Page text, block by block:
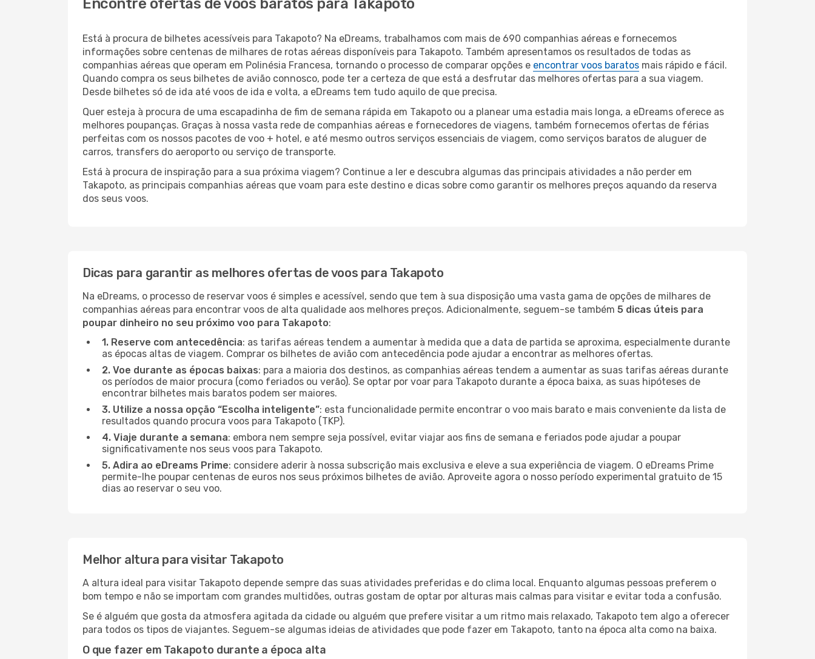
Encontre ofertas de voos baratos para Takapoto
Está à procura de bilhetes acessíveis para Takapoto? Na eDreams, trabalhamos com mais de 690 companhias aéreas e fornecemos
informações sobre centenas de milhares de rotas aéreas disponíveis para Takapoto. Também apresentamos os resultados de todas as
companhias aéreas que operam em Polinésia Francesa, tornando o processo de comparar opções e encontrar voos baratos mais rápido e fácil.
Quando compra os seus bilhetes de avião connosco, pode ter a certeza de que está a desfrutar das melhores ofertas para a sua viagem.
Desde bilhetes só de ida até voos de ida e volta, a eDreams tem tudo aquilo de que precisa.
Quer esteja à procura de uma escapadinha de fim de semana rápida em Takapoto ou a planear uma estadia mais longa, a eDreams oferece as
melhores poupanças. Graças à nossa vasta rede de companhias aéreas e fornecedores de viagens, também fornecemos ofertas de férias
perfeitas com os nossos pacotes de voo + hotel, e até mesmo outros serviços essenciais de viagem, como serviços baratos de aluguer de
carros, transfers do aeroporto ou serviço de transporte.
Está à procura de inspiração para a sua próxima viagem? Continue a ler e descubra algumas das principais atividades a não perder em
Takapoto, as principais companhias aéreas que voam para este destino e dicas sobre como garantir os melhores preços aquando da reserva
dos seus voos.
Dicas para garantir as melhores ofertas de voos para Takapoto
Na eDreams, o processo de reservar voos é simples e acessível, sendo que tem à sua disposição uma vasta gama de opções de milhares de
companhias aéreas para encontrar voos de alta qualidade aos melhores preços. Adicionalmente, seguem-se também 5 dicas úteis para
poupar dinheiro no seu próximo voo para Takapoto:
1. Reserve com antecedência: as tarifas aéreas tendem a aumentar à medida que a data de partida se aproxima, especialmente durante
as épocas altas de viagem. Comprar os bilhetes de avião com antecedência pode ajudar a encontrar as melhores ofertas.
2. Voe durante as épocas baixas: para a maioria dos destinos, as companhias aéreas tendem a aumentar as suas tarifas aéreas durante
os períodos de maior procura (como feriados ou verão). Se optar por voar para Takapoto durante a época baixa, as suas hipóteses de
encontrar bilhetes mais baratos podem ser maiores.
3. Utilize a nossa opção “Escolha inteligente”: esta funcionalidade permite encontrar o voo mais barato e mais conveniente da lista de
resultados quando procura voos para Takapoto (TKP).
4. Viaje durante a semana: embora nem sempre seja possível, evitar viajar aos fins de semana e feriados pode ajudar a poupar
significativamente nos seus voos para Takapoto.
5. Adira ao eDreams Prime: considere aderir à nossa subscrição mais exclusiva e eleve a sua experiência de viagem. O eDreams Prime
permite-lhe poupar centenas de euros nos seus próximos bilhetes de avião. Aproveite agora o nosso período experimental gratuito de 15
dias ao reservar o seu voo.
Melhor altura para visitar Takapoto
A altura ideal para visitar Takapoto depende sempre das suas atividades preferidas e do clima local. Enquanto algumas pessoas preferem o
bom tempo e não se importam com grandes multidões, outras gostam de optar por alturas mais calmas para visitar e evitar toda a confusão.
Se é alguém que gosta da atmosfera agitada da cidade ou alguém que prefere visitar a um ritmo mais relaxado, Takapoto tem algo a oferecer
para todos os tipos de viajantes. Seguem-se algumas ideias de atividades que pode fazer em Takapoto, tanto na época alta como na baixa.
O que fazer em Takapoto durante a época alta